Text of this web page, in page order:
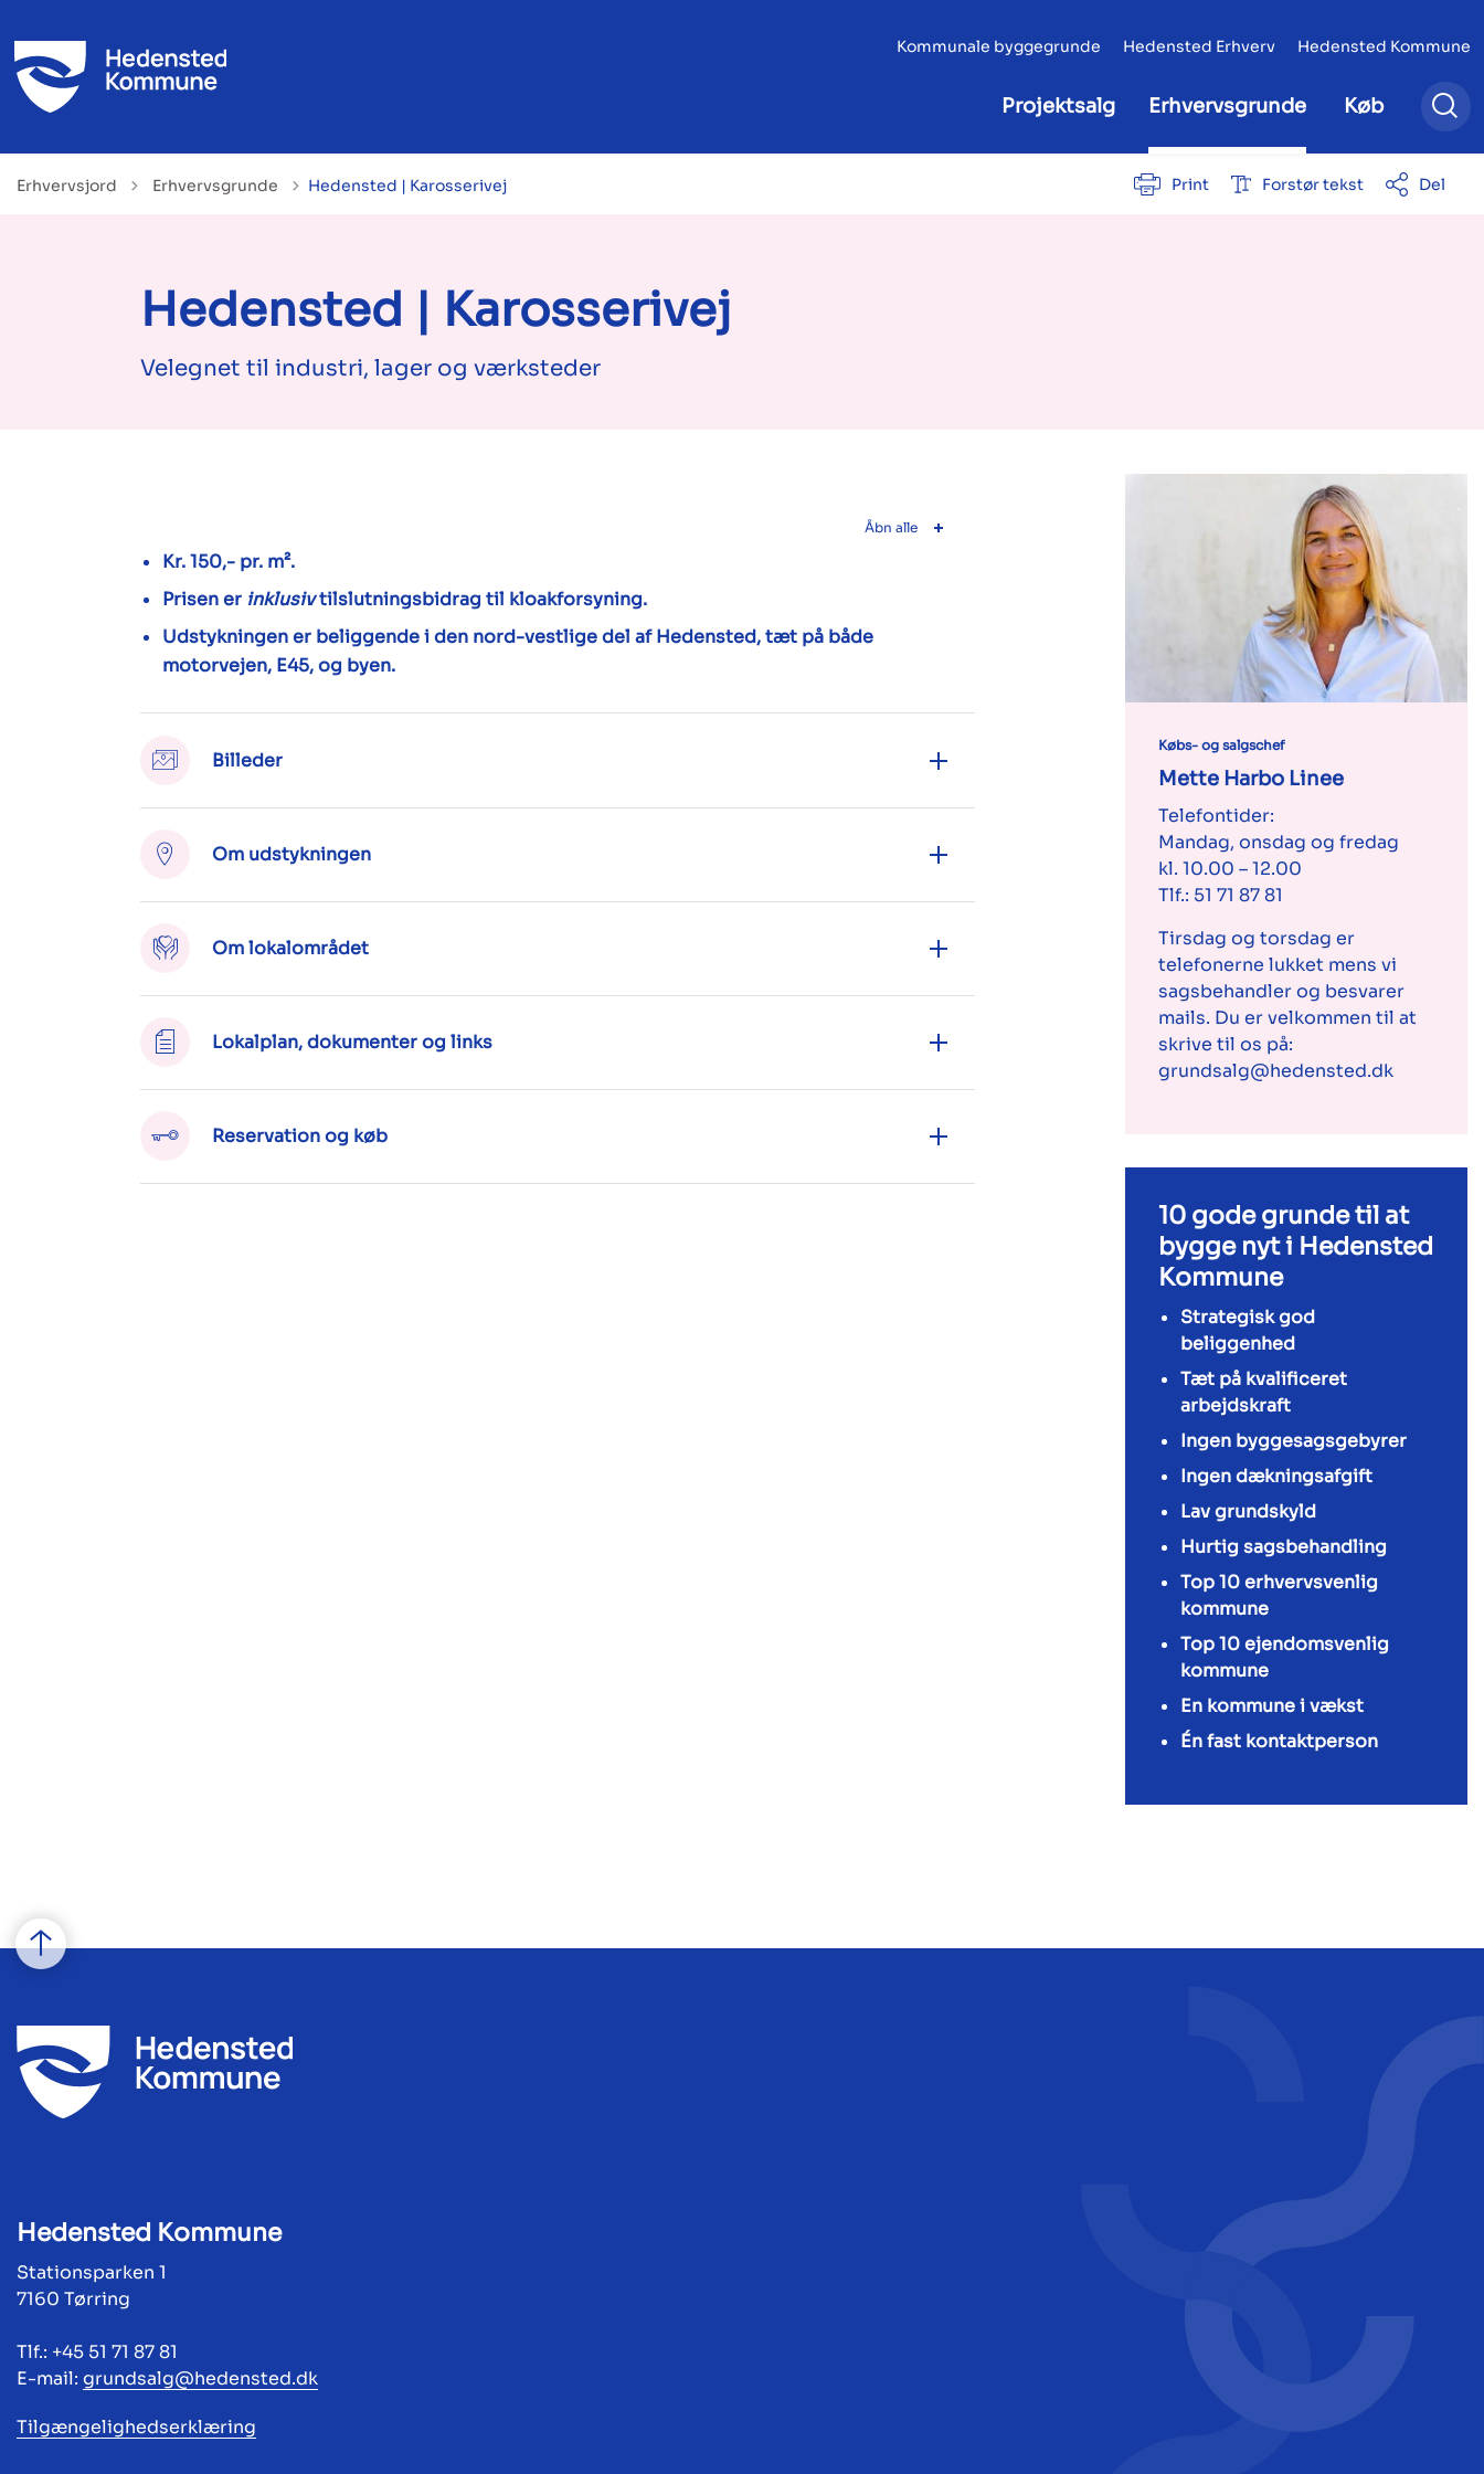
Kommunale byggegrunde Hedensted Erhverv Hedensted Kommune
Projektsalg Erhvervsgrunde Køb
Erhvervsjord Tilbage til
Erhvervsgrunde Hedensted | Karosserivej Print Forstør tekst Del
Hedensted | Karosserivej
Velegnet til industri, lager og værksteder
Åbn alle
Kr. 150,- pr. m².
Prisen er inklusivtilslutningsbidrag til kloakforsyning.
Udstykningen er beliggende i den nord-vestlige del af Hedensted, tæt på både
motorvejen, E45, og byen.
Billeder
Om udstykningen
Om lokalområdet
Lokalplan, dokumenter og links
Reservation og køb
Købs- og salgschef
Mette Harbo Linee
Telefontider:
Mandag, onsdag og fredag
kl. 10.00 – 12.00
Tlf.: 51 71 87 81
Tirsdag og torsdag er
telefonerne lukket mens vi
sagsbehandler og besvarer
mails. Du er velkommen til at
skrive til os på:
grundsalg@hedensted.dk
10 gode grunde til at
bygge nyt i Hedensted
Kommune
Strategisk god
beliggenhed
Tæt på kvalificeret
arbejdskraft
Ingen byggesagsgebyrer
Ingen dækningsafgift
Lav grundskyld
Hurtig sagsbehandling
Top 10 erhvervsvenlig
kommune
Top 10 ejendomsvenlig
kommune
En kommune i vækst
Én fast kontaktperson
Hedensted Kommune
Stationsparken 1
7160 Tørring
Tlf.: +45 51 71 87 81
E-mail: grundsalg@hedensted.dk
Tilgængelighedserklæring